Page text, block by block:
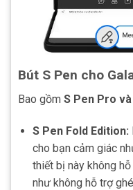
Bút S Pen cho
Bao gồm S Pen Pro
S Pen Fold Edition:
cho bạn cảm giác
thiết bị này không
như không hỗ trợ